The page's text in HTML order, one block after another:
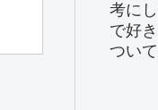
考に
で好
つい